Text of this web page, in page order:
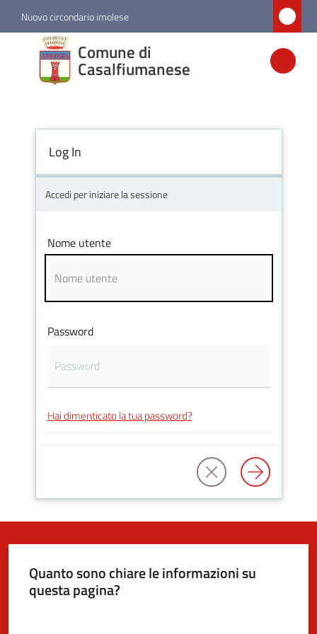
Vai al contenuto
Vai alla navigazione
Vai al footer
Nuovo circondario imolese
Comune di
Casalfiumanese
Comune di
Casalfiumanese
Amministrazione
Novità
Vivere
Casalfiumanese
5x1000
argomenti
Log In
Accedi per iniziare la sessione
Nome utente
Password
Hai dimenticato la tua password?
Quanto sono chiare le informazioni su
questa pagina?